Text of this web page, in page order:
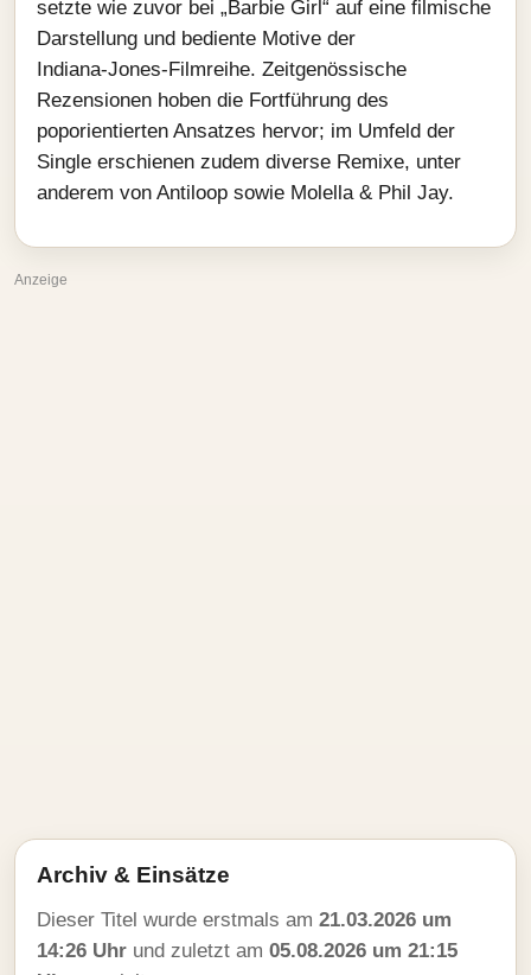
setzte wie zuvor bei „Barbie Girl“ auf eine filmische
Darstellung und bediente Motive der
Indiana‑Jones‑Filmreihe. Zeitgenössische
Rezensionen hoben die Fortführung des
poporientierten Ansatzes hervor; im Umfeld der
Single erschienen zudem diverse Remixe, unter
anderem von Antiloop sowie Molella & Phil Jay.
Anzeige
Archiv & Einsätze
Dieser Titel wurde erstmals am 21.03.2026 um
14:26 Uhr und zuletzt am 05.08.2026 um 21:15